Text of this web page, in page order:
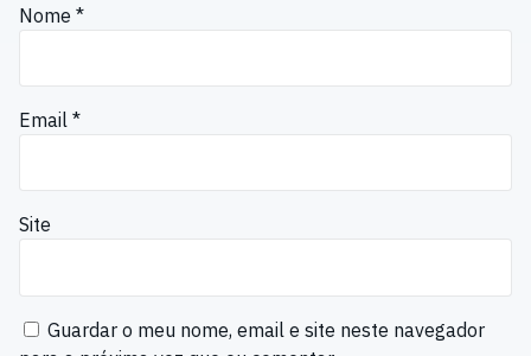
Nome *
Email *
Site
Guardar o meu nome, email e site neste navegador